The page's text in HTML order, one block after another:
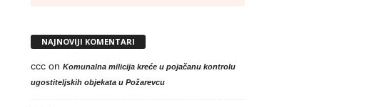
NAJNOVIJI KOMENTARI
cccon Komunalna milicija kreće u pojačanu kontrolu
ugostiteljskih objekata u Požarevcu